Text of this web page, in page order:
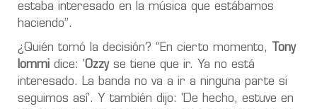
estaba interesado en la música que estábamos
haciendo”.
¿Quién tomó la decisión? “En cierto momento,
Tony
Iommi dice: 'Ozzyse tiene que ir. Ya no está
interesado. La banda no va a ir a ninguna parte si
seguimos así'. Y también dijo: 'De hecho, estuve en